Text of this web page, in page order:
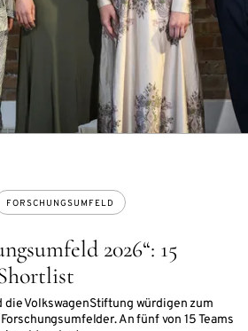
2026“: 15
die VolkswagenStiftung würdigen zum
An fünf von 15 Teams
FORSCHUNGSUMFELD